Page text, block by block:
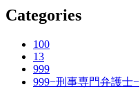
Categories
100
13
999
999−刑事専門弁護士−